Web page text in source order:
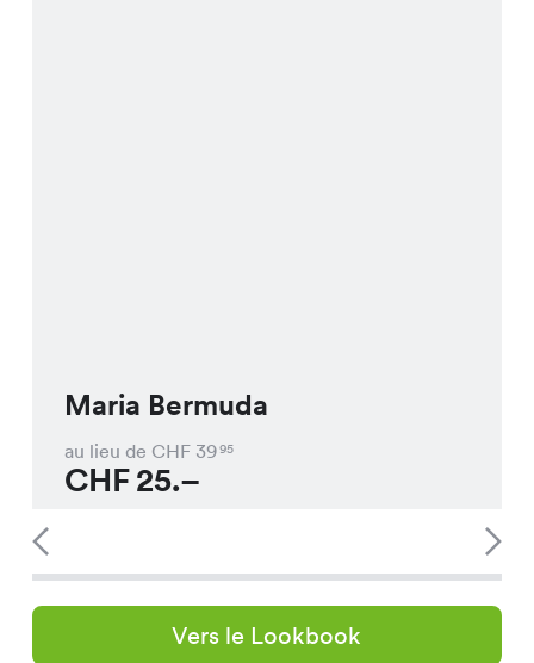
Maria Bermuda
au lieu de CHF 3995
CHF25.–
Vers le Lookbook